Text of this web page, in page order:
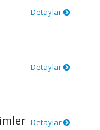
Detaylar
Detaylar
Detaylar